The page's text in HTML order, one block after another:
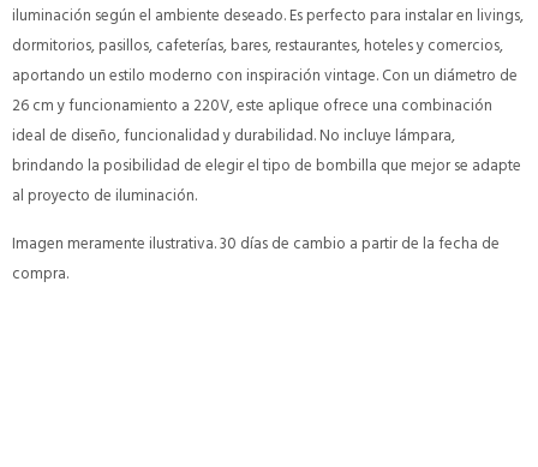
iluminación según el ambiente deseado. Es perfecto para instalar en livings,
dormitorios, pasillos, cafeterías, bares, restaurantes, hoteles y comercios,
aportando un estilo moderno con inspiración vintage. Con un diámetro de
26 cm y funcionamiento a 220V, este aplique ofrece una combinación
ideal de diseño, funcionalidad y durabilidad. No incluye lámpara,
brindando la posibilidad de elegir el tipo de bombilla que mejor se adapte
al proyecto de iluminación.
Imagen meramente ilustrativa. 30 días de cambio a partir de la fecha de
compra.